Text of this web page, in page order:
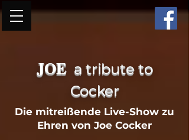
JOE a tribute to
Cocker
Die mitreißende Live-Show zu
Ehren von Joe Cocker